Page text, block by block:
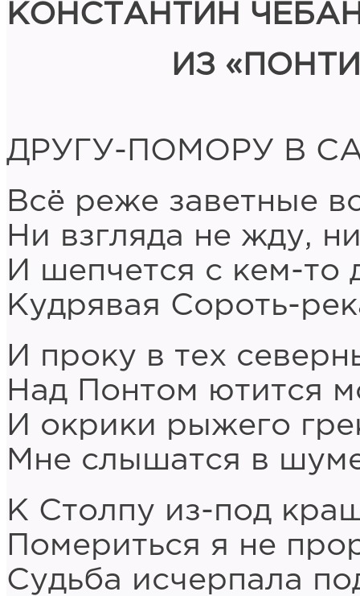
КОНСТАНТИН
ИЗ
ДРУГУ-ПОМОРУ В
Всё реже заветные
Ни взгляда не жду,
И шепчется с кем-то
Кудрявая Сороть-
И проку в тех
Над Понтом ютится
И окрики рыжего
Мне слышатся в
К Столпу из-под
Помериться я не
Судьба исчерпала